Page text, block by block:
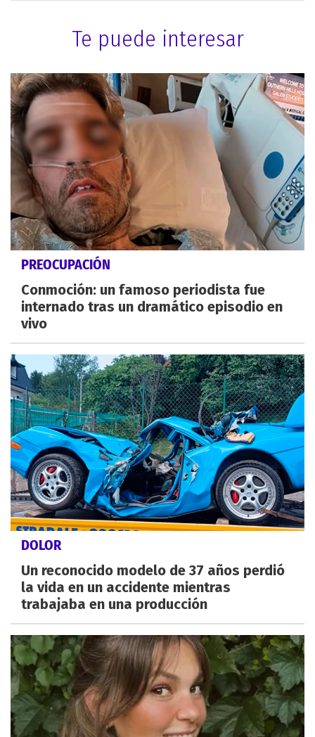
Te puede interesar
PREOCUPACIÓN
Conmoción: un famoso periodista fue
internado tras un dramático episodio en
vivo
DOLOR
Un reconocido modelo de 37 años perdió
la vida en un accidente mientras
trabajaba en una producción